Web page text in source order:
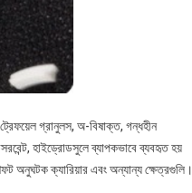
গ্রানুলস, অ-বিষাক্ত, গন্ধহীন
হাইড্রোডসুলে ব্যাপকভাবে ব্যবহৃত হয়
অনুঘটক ক্যারিয়ার এবং অন্যান্য ক্ষেত্রগুলি।